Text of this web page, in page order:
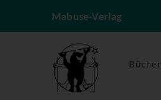
Mabuse-Verlag
Bücher